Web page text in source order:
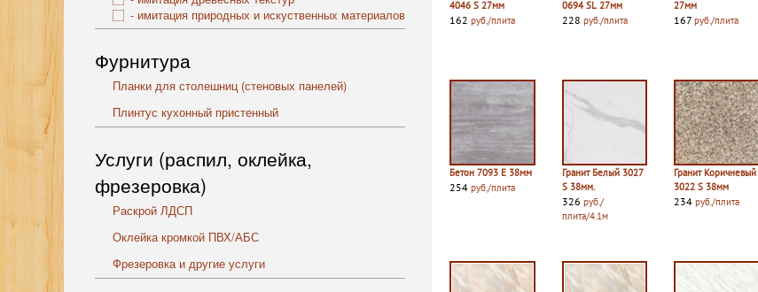
имитация природных и искуственных материалов
Фурнитура
Планки для столешниц (стеновых панелей)
Плинтус кухонный пристенный
Услуги (распил, оклейка,
фрезеровка)
Раскрой ЛДСП
Оклейка кромкой ПВХ/АБС
Фрезеровка и другие услуги
4046 S 27мм
162 руб./плита
0694 SL 27мм
228 руб./плита
27мм
167руб./плита
Бетон 7093 E 38мм
254 руб./плита
Гранит Белый 3027
S 38мм.
326 руб./
плита/4.1м
Гранит Коричневый
3022 S 38мм
234руб./плита